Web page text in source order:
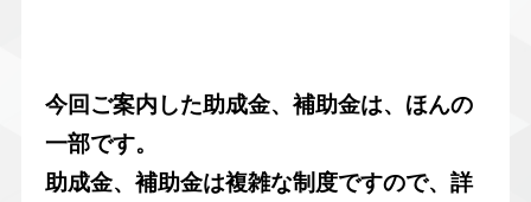
今回ご案内した助成金、補助金は、ほんの
一部です。
助成金、補助金は複雑な制度ですので、詳